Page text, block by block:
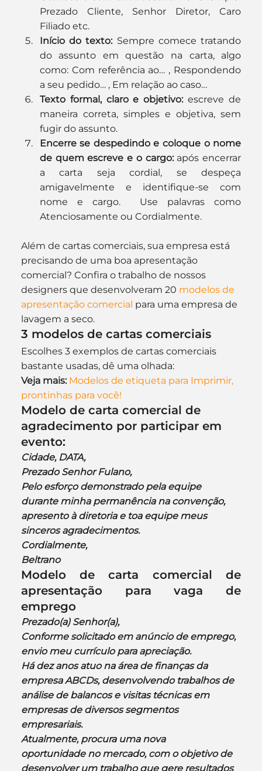
Prezado Cliente, Senhor Diretor, Caro
Filiado etc.
Início do texto: Sempre comece tratando
do assunto em questão na carta, algo
como: Com referência ao… , Respondendo
a seu pedido… , Em relação ao caso…
Texto formal, claro e objetivo: escreve de
maneira correta, simples e objetiva, sem
fugir do assunto.
Encerre se despedindo e coloque o nome
de quem escreve e o cargo: após encerrar
a carta seja cordial, se despeça
amigavelmente e identifique-se com
nome e cargo.  Use palavras como
Atenciosamente ou Cordialmente.
Além de cartas comerciais, sua empresa está
precisando de uma boa apresentação
comercial? Confira o trabalho de nossos
designers que desenvolveram 20 modelos de
apresentação comercial para uma empresa de
lavagem a seco.
3 modelos de cartas comerciais
Escolhes 3 exemplos de cartas comerciais
bastante usadas, dê uma olhada:
Veja mais: Modelos de etiqueta para Imprimir,
prontinhas para você!
Modelo de carta comercial de
agradecimento por participar em
evento:
Cidade, DATA,
Prezado Senhor Fulano,
Pelo esforço demonstrado pela equipe
durante minha permanência na convenção,
apresento à diretoria e toa equipe meus
sinceros agradecimentos.
Cordialmente,
Beltrano
Modelo de carta comercial de
apresentação para vaga de
emprego
Prezado(a) Senhor(a),
Conforme solicitado em anúncio de emprego,
envio meu currículo para apreciação.
Há dez anos atuo na área de finanças da
empresa ABCDs, desenvolvendo trabalhos de
análise de balancos e visitas técnicas em
empresas de diversos segmentos
empresariais.
Atualmente, procura uma nova
oportunidade no mercado, com o objetivo de
desenvolver um trabalho que gere resultados